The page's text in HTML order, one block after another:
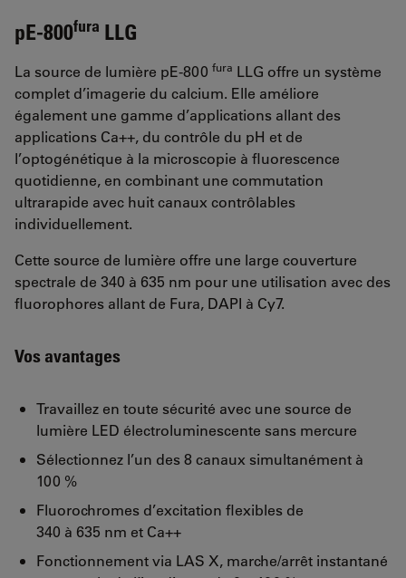
pE-800fura LLG
La source de lumière pE-800 fura LLG offre un système
complet d’imagerie du calcium. Elle améliore
également une gamme d’applications allant des
applications Ca++, du contrôle du pH et de
l’optogénétique à la microscopie à fluorescence
quotidienne, en combinant une commutation
ultrarapide avec huit canaux contrôlables
individuellement.
Cette source de lumière offre une large couverture
spectrale de 340 à 635 nm pour une utilisation avec des
fluorophores allant de Fura, DAPI à Cy7.
Vos avantages
Travaillez en toute sécurité avec une source de
lumière LED électroluminescente sans mercure
Sélectionnez l’un des 8 canaux simultanément à
100 %
Fluorochromes d’excitation flexibles de
340 à 635 nm et Ca++
Fonctionnement via LAS X, marche/arrêt instantané